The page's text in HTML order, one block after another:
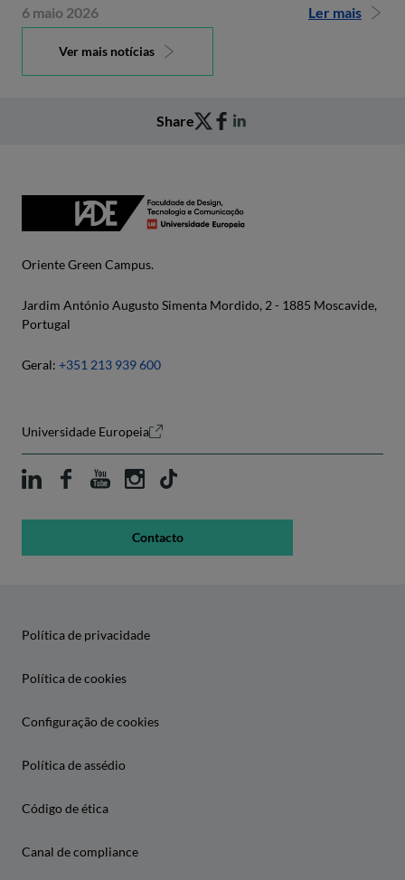
6 maio 2026 Ler mais
Ver mais notícias
Share
Oriente Green Campus.
Jardim António Augusto Simenta Mordido, 2 - 1885 Moscavide,
Portugal
Geral: +351 213 939 600
Universidade Europeia
Contacto
Política de privacidade
Política de cookies
Configuração de cookies
Política de assédio
Código de ética
Canal de compliance